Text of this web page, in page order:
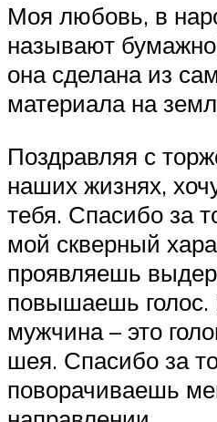
Моя любовь, в
называют
она сделана из
материала на
Поздравляя с
наших жизнях,
тебя. Спасибо за
мой скверный
проявляешь
повышаешь голос.
мужчина – это
шея. Спасибо за
поворачиваешь